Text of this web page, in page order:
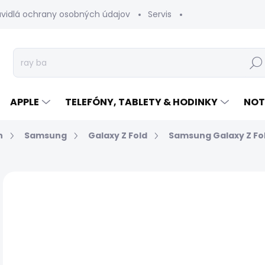
ochrany osobných údajov Servis
Hľadať
APPLE TELEFÓNY, TABLETY & HODINKY
Samsung Galaxy Z Fold Samsung Galaxy Z